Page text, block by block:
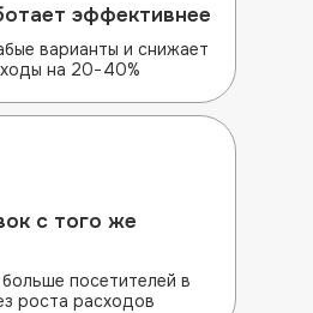
эффективнее
варианты и снижает
на 20−40%
с того же
посетителей в
роста расходов